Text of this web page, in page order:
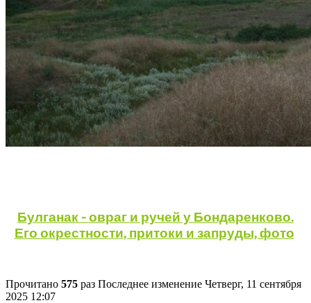
Булганак - овраг и ручей у Бондаренково.
Его окрестности, притоки и запруды, фото
Прочитано 575 раз Последнее изменение Четверг, 11 сентября
2025 12:07